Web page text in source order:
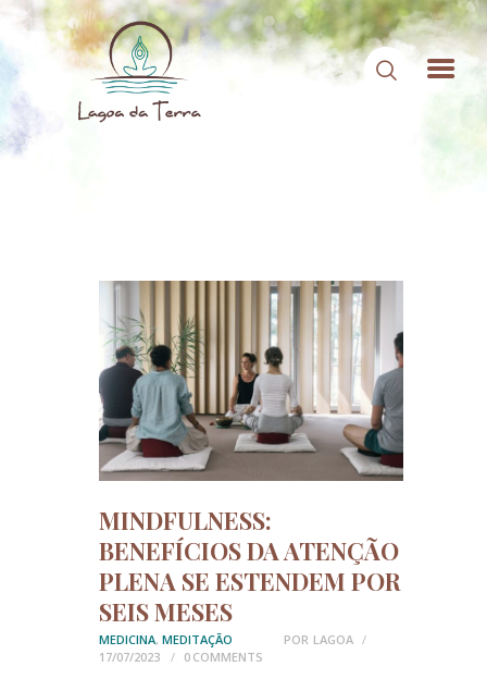
CONTATO
ÁREA DE MEMBROS
LOGIN
MINDFULNESS:
BENEFÍCIOS DA ATENÇÃO
PLENA SE ESTENDEM POR
SEIS MESES
MEDICINA, MEDITAÇÃO POR LAGOA
17/07/2023
0 COMMENTS